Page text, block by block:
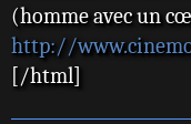
(homme avec un
http://
[/html]